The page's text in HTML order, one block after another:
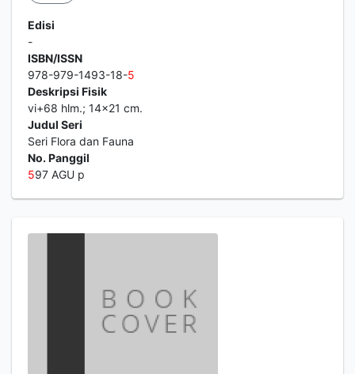
Edisi
-
ISBN/ISSN
978-979-1493-18-5
Deskripsi Fisik
vi+68 hlm.; 14x21 cm.
Judul Seri
Seri Flora dan Fauna
No. Panggil
597 AGU p